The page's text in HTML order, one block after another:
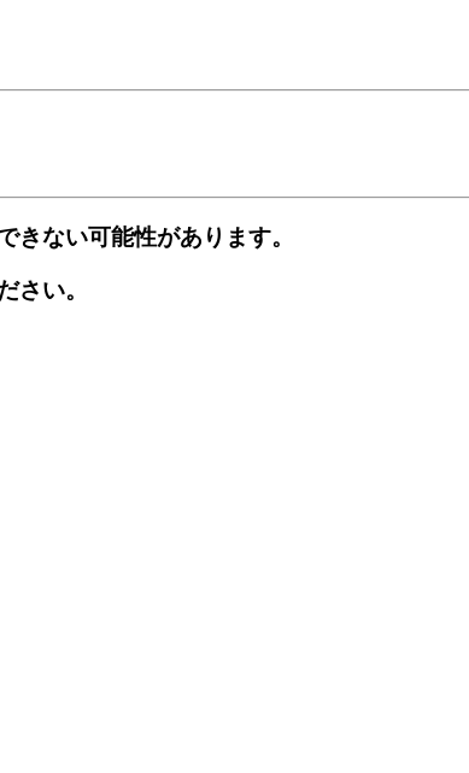
きない可能性があります。
さい。